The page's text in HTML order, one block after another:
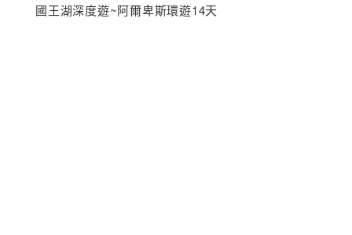
國王湖深度遊~阿爾卑斯環遊14天